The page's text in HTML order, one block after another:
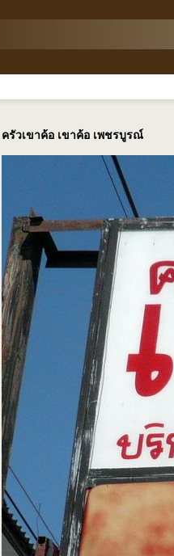
ครัวเขาค้อ เขาค้อ เพชรบูรณ์